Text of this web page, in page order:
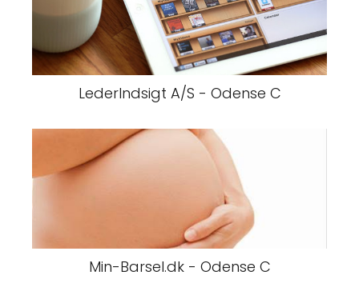
LederIndsigt A/S - Odense C
Min-Barsel.dk - Odense C